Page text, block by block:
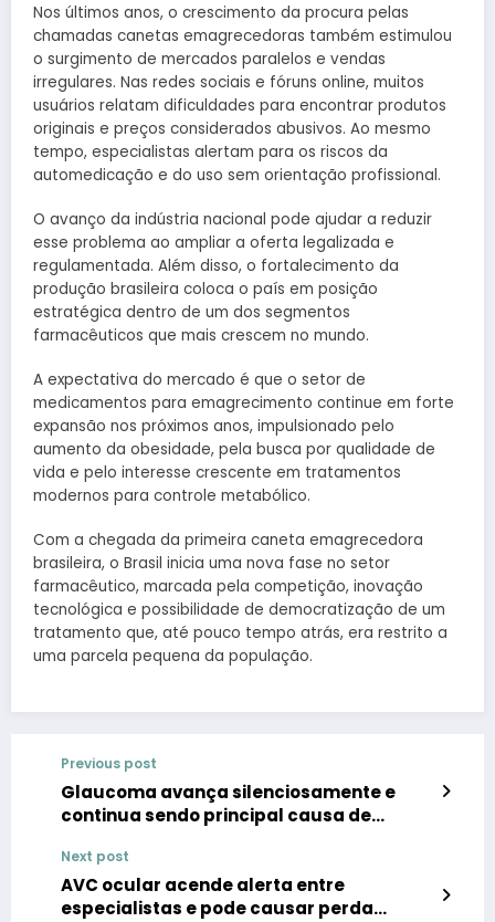
Nos últimos anos, o crescimento da procura pelas
chamadas canetas emagrecedoras também estimulou
o surgimento de mercados paralelos e vendas
irregulares. Nas redes sociais e fóruns online, muitos
usuários relatam dificuldades para encontrar produtos
originais e preços considerados abusivos. Ao mesmo
tempo, especialistas alertam para os riscos da
automedicação e do uso sem orientação profissional.
O avanço da indústria nacional pode ajudar a reduzir
esse problema ao ampliar a oferta legalizada e
regulamentada. Além disso, o fortalecimento da
produção brasileira coloca o país em posição
estratégica dentro de um dos segmentos
farmacêuticos que mais crescem no mundo.
A expectativa do mercado é que o setor de
medicamentos para emagrecimento continue em forte
expansão nos próximos anos, impulsionado pelo
aumento da obesidade, pela busca por qualidade de
vida e pelo interesse crescente em tratamentos
modernos para controle metabólico.
Com a chegada da primeira caneta emagrecedora
brasileira, o Brasil inicia uma nova fase no setor
farmacêutico, marcada pela competição, inovação
tecnológica e possibilidade de democratização de um
tratamento que, até pouco tempo atrás, era restrito a
uma parcela pequena da população.
Previous post
Glaucoma avança silenciosamente e
continua sendo principal causa de
Next post
AVC ocular acende alerta entre
especialistas e pode causar perda